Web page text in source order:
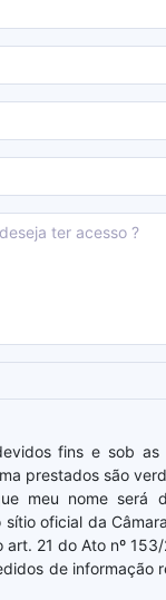
fins e sob
prestados são
meu nome será
sítio oficial da
art. 21 do Ato nº
de informação